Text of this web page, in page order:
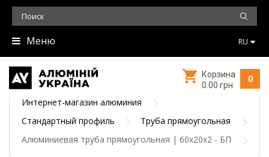
Меню RU
0
Корзина
0.00 грн
Интернет-магазин алюминия
Стандартный профиль
Труба прямоугольная
Алюминиевая труба прямоугольная | 60х20х2 - БП